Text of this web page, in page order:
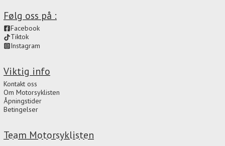
Team Motorsyklisten
Viktig info
Kontakt oss
Om Motorsyklisten
Åpningstider
Betingelser
Følg oss på :
Facebook
Tiktok
Instagram